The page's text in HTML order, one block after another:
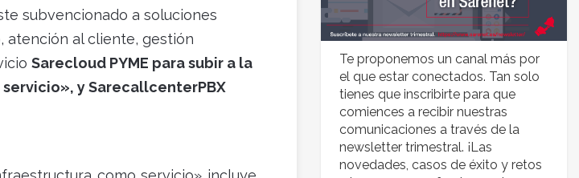
subvencionado a soluciones
atención al cliente, gestión
Sarecloud PYME para subir a la
y SarecallcenterPBX
Te proponemos un canal más por
el que estar conectados. Tan solo
tienes que inscribirte para que
comiences a recibir nuestras
comunicaciones a través de la
newsletter trimestral. ¡Las
novedades, casos de éxito y retos